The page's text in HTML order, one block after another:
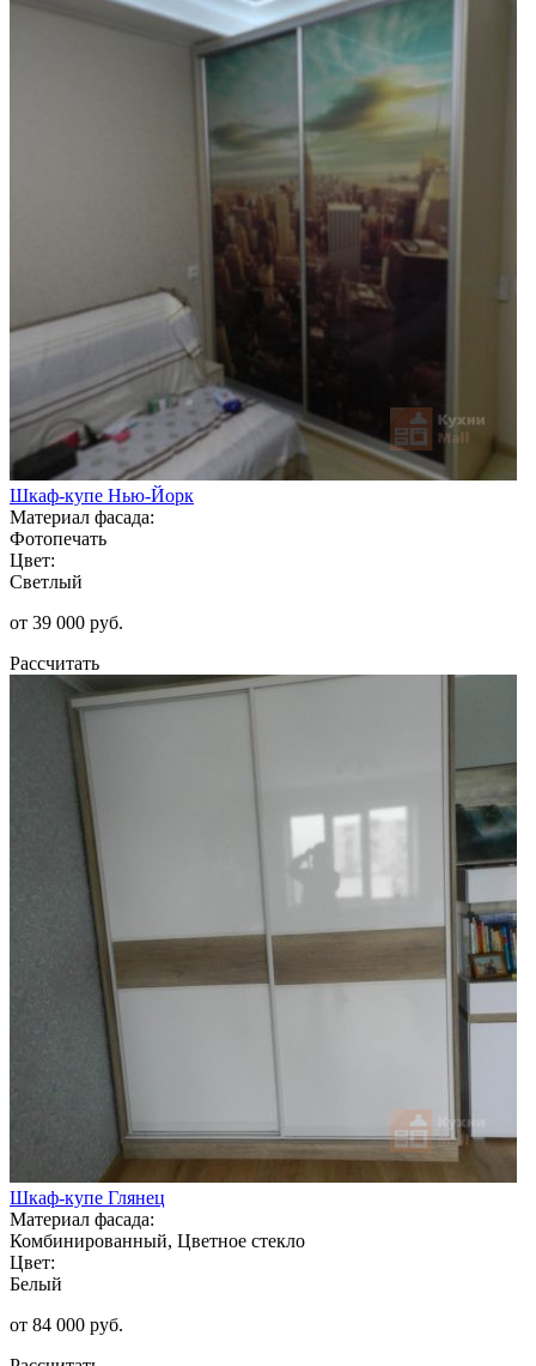
Шкаф-купе Нью-Йорк
Материал фасада:
Фотопечать
Цвет:
Светлый
от 39 000 руб.
Рассчитать
Шкаф-купе Глянец
Материал фасада:
Комбинированный, Цветное стекло
Цвет:
Белый
от 84 000 руб.